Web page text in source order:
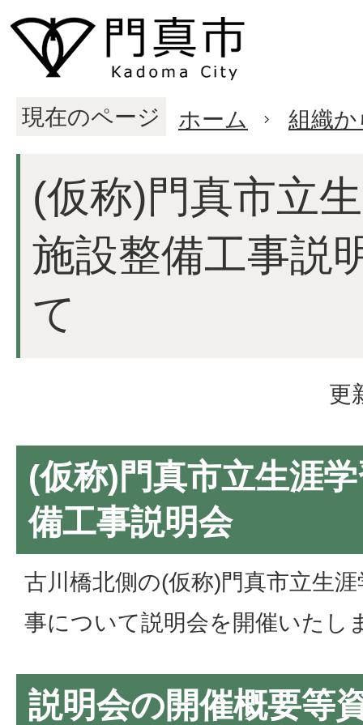
現在のページ ホーム 組織
(仮称)門真市立
施設整備工事説
て
更
(仮称)門真市立生涯
備工事説明会
古川橋北側の(仮称)門真市立生
事について説明会を開催いたし
説明会の開催概要等